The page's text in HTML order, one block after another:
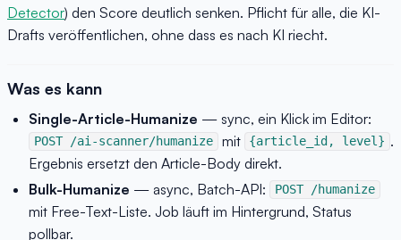
Detector) den Score deutlich senken. Pflicht für alle, die KI-
Drafts veröffentlichen, ohne dass es nach KI riecht.
Was es kann
Single-Article-Humanize — sync, ein Klick im Editor:
POST /ai-scanner/humanize mit {article_id, level} .
Ergebnis ersetzt den Article-Body direkt.
Bulk-Humanize — async, Batch-API: POST /humanize
mit Free-Text-Liste. Job läuft im Hintergrund, Status
pollbar.